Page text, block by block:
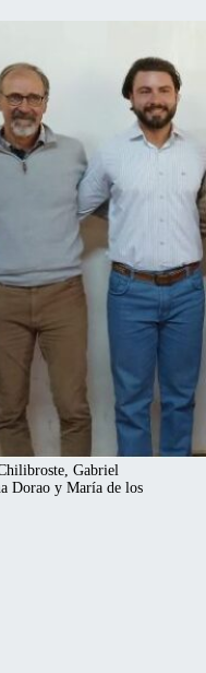
Gabriel
Dorao y María de los